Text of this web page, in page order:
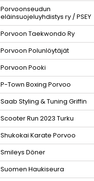
Porvoonseudun
eläinsuojeluyhdistys ry / PSEY
Porvoon Taekwondo Ry
Porvoon Polunlöytäjät
Porvoon Pooki
P-Town Boxing Porvoo
Saab Styling & Tuning Griffin
Scooter Run 2023 Turku
Shukokai Karate Porvoo
Smileys Döner
Suomen Haukiseura